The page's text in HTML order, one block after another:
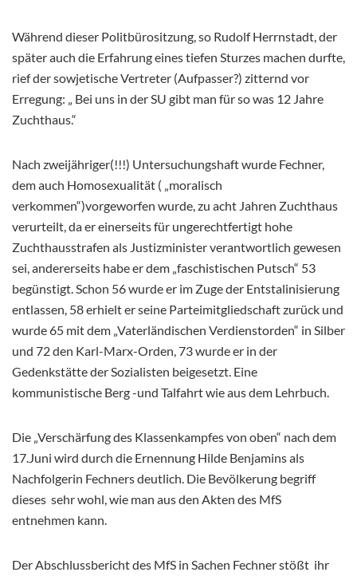
Während dieser Politbürositzung, so Rudolf Herrnstadt, der
später auch die Erfahrung eines tiefen Sturzes machen durfte,
rief der sowjetische Vertreter (Aufpasser?) zitternd vor
Erregung: „ Bei uns in der SU gibt man für so was 12 Jahre
Zuchthaus.“
Nach zweijähriger(!!!) Untersuchungshaft wurde Fechner,
dem auch Homosexualität ( „moralisch
verkommen“)vorgeworfen wurde, zu acht Jahren Zuchthaus
verurteilt, da er einerseits für ungerechtfertigt hohe
Zuchthausstrafen als Justizminister verantwortlich gewesen
sei, andererseits habe er dem „faschistischen Putsch“ 53
begünstigt. Schon 56 wurde er im Zuge der Entstalinisierung
entlassen, 58 erhielt er seine Parteimitgliedschaft zurück und
wurde 65 mit dem „Vaterländischen Verdienstorden“ in Silber
und 72 den Karl-Marx-Orden, 73 wurde er in der
Gedenkstätte der Sozialisten beigesetzt. Eine
kommunistische Berg -und Talfahrt wie aus dem Lehrbuch.
Die „Verschärfung des Klassenkampfes von oben“ nach dem
17.Juni wird durch die Ernennung Hilde Benjamins als
Nachfolgerin Fechners deutlich. Die Bevölkerung begriff
dieses sehr wohl, wie man aus den Akten des MfS
entnehmen kann.
Der Abschlussbericht des MfS in Sachen Fechner stößt ihr